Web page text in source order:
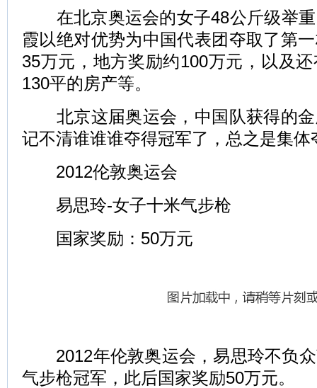
在北京奥运会的女子48公斤级举重
霞以绝对优势为中国代表团夺取了第
35万元，地方奖励约100万元，以及
130平的房产等。
北京这届奥运会，中国队获得的金
记不清谁谁谁夺得冠军了，总之是集
2012伦敦奥运会
易思玲-女子十米气步枪
国家奖励：50万元
2012年伦敦奥运会，易思玲不负众
气步枪冠军，此后国家奖励50万元。